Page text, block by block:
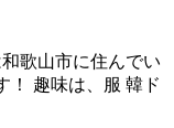
歌山市に住んでい
！ 趣味は、服 韓ド